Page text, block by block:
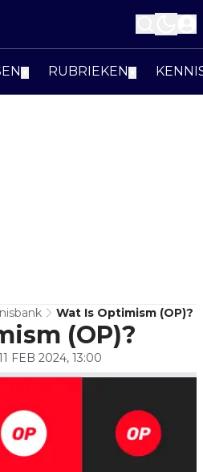
RUBRIEKEN
Wat Is Optimism (OP)?
(OP)?
FEB 2024, 13:00